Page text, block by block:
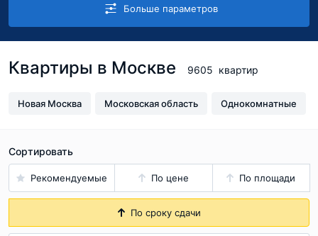
Больше параметров
Квартиры в Москве 9605 квартир
Новая Москва Московская область Однокомнатные
Сортировать
Рекомендуемые По цене По площади
По сроку сдачи